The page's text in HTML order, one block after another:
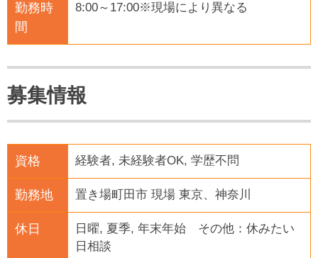
勤務時
間
8:00～17:00※現場により異なる
募集情報
資格 経験者, 未経験者OK, 学歴不問
勤務地 置き場町田市 現場 東京、神奈川
休日
日曜, 夏季, 年末年始 その他：休みたい
日相談